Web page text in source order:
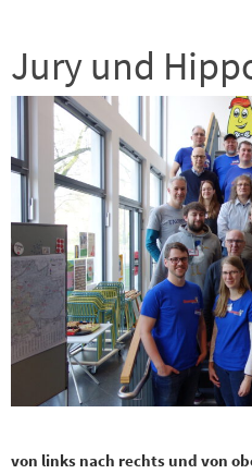
Jury und
von links nach rechts und von